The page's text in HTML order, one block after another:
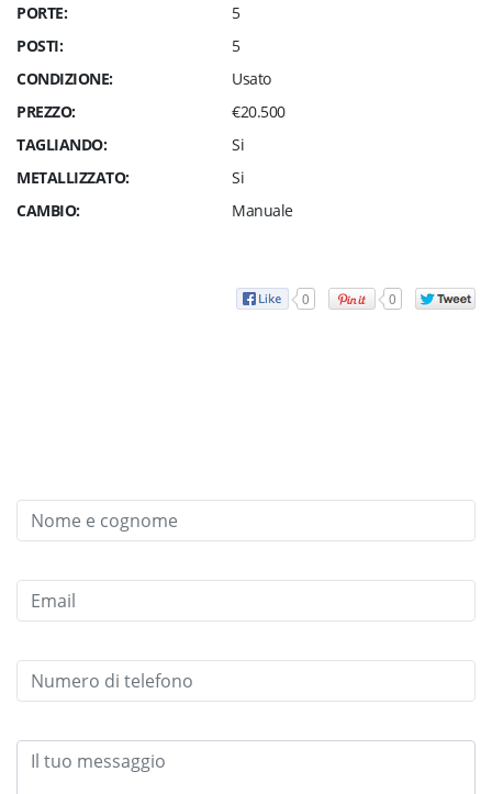
PORTE:
5
POSTI:
5
CONDIZIONE:
Usato
PREZZO:
€20.500
TAGLIANDO:
Si
METALLIZZATO:
Si
CAMBIO:
Manuale
0 0